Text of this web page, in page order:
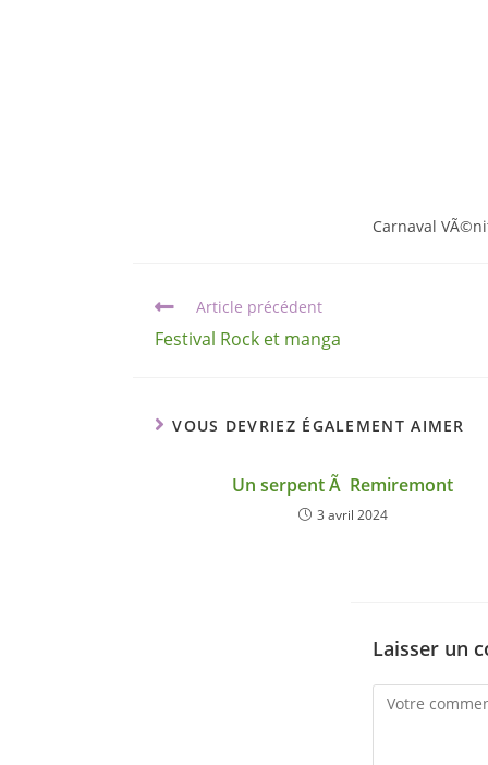
Carnaval
Article précédent
Festival Rock et manga
VOUS DEVRIEZ ÉGALEMENT AIMER
Un serpent Ã Remiremont
3 avril 2024
Laisser un